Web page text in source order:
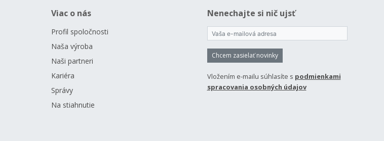
Viac o nás
Profil spoločnosti
Naša výroba
Naši partneri
Kariéra
Správy
Na stiahnutie
Nenechajte si nič ujsť
Chcem zasielať novinky
Vložením e-mailu súhlasíte s podmienkami
spracovania osobných údajov